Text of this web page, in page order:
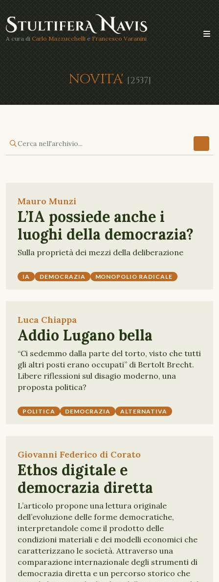
A cura di Carlo Mazzucchelli e Francesco Varanini
NOVITA' [2537]
Mauro Munzi
L’IA possiede anche i
luoghi della democrazia?
Sulla proprietà dei mezzi della deliberazione
IA DEMOCRAZIA MONOPOLIO RADICALE
Luca Chiappa
Addio Lugano bella
“Ci sedemmo dalla parte del torto, visto che tutti
gli altri posti erano occupati” di Bertolt Brecht.
Libere riflessioni sul disagio moderno, una
proposta politica?
POLITICA DEMOCRAZIA ALTERNATIVA
Giovanni Federico di Corato
Ethos digitale e
democrazia diretta
L’articolo propone una lettura originale
dell’evoluzione delle forme democratiche,
interpretandole come il prodotto delle
condizioni materiali e dei modelli economici che
caratterizzano le società. Attraverso una
comparazione internazionale degli strumenti di
democrazia diretta e un percorso storico che